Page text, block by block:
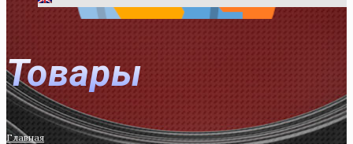
Товары
Главная